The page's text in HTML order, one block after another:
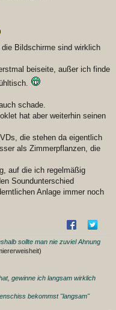
Bildschirme sind wirklich
beiseite, außer ich finde
schade.
hat aber weiterhin seinen
die stehen da eigentlich
als Zimmerpflanzen, die
auf die ich regelmäßig
Soundunterschied
Anlage immer noch
sollte man nie zuviel Ahnung
gewinne ich langsam wirklich
bekommst "langsam"